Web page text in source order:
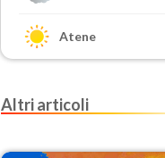
Atene
Altri articoli